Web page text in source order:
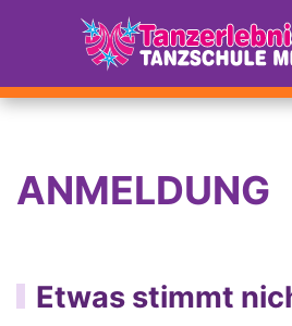
ANMELDUNG
Etwas stimmt